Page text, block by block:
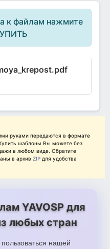
к файлам нажмите
руками передаются в формате
шаблоны Вы можете без
в любом виде. Обратите
в архив ZIP для удобства
YAVOSP для
любых стран
нашей